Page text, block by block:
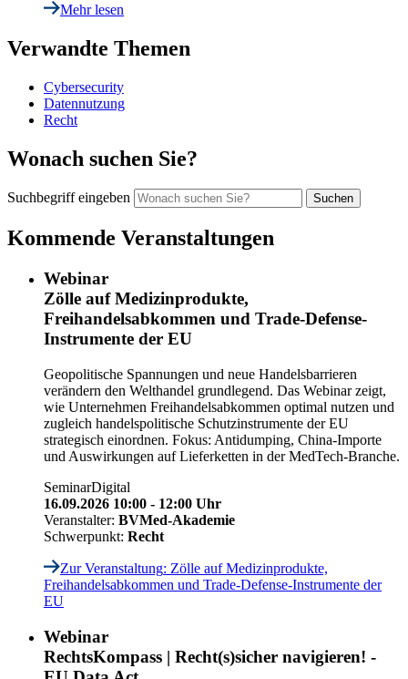
Mehr lesen
Verwandte Themen
Cybersecurity
Datennutzung
Recht
Wonach suchen Sie?
Suchbegriff eingeben
Kommende Veranstaltungen
Webinar
Zölle auf Medizinprodukte,
Freihandelsabkommen und Trade-Defense-
Instrumente der EU
Geopolitische Spannungen und neue Handelsbarrieren
verändern den Welthandel grundlegend. Das Webinar zeigt,
wie Unternehmen Freihandelsabkommen optimal nutzen und
zugleich handelspolitische Schutzinstrumente der EU
strategisch einordnen. Fokus: Antidumping, China-Importe
und Auswirkungen auf Lieferketten in der MedTech-Branche.
SeminarDigital
16.09.2026 10:00 - 12:00 Uhr
Veranstalter: BVMed-Akademie
Schwerpunkt: Recht
Zur Veranstaltung: Zölle auf Medizinprodukte,
Freihandelsabkommen und Trade-Defense-Instrumente der
EU
Webinar
RechtsKompass | Recht(s)sicher navigieren! -